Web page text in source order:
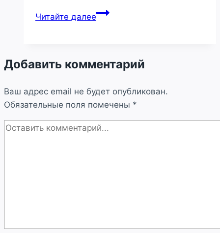
Читайте далееПолитика
Добавить комментарий
Ваш адрес email не будет опубликован.
Обязательные поля помечены *